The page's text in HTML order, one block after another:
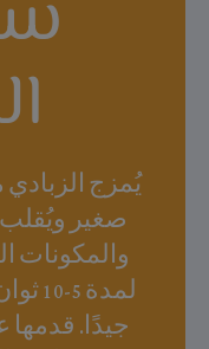
يُمزج
صغير
والمكونات
جيدًا. قدمها